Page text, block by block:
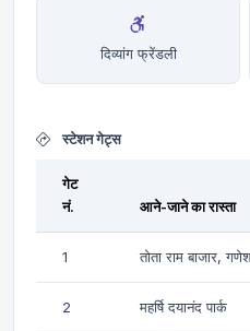
दिव्यांग फ्रेंडली
स्टेशन गेट्स
गेट
नं.
आने-जाने का रास्ता
1 तोता राम बाजार,
2 महर्षि दयानंद पार्क